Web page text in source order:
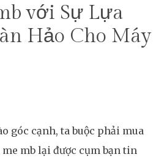
với Sự Lựa
Hảo Cho Máy
góc cạnh, ta buộc phải mua
mb lại được cụm bạn tin